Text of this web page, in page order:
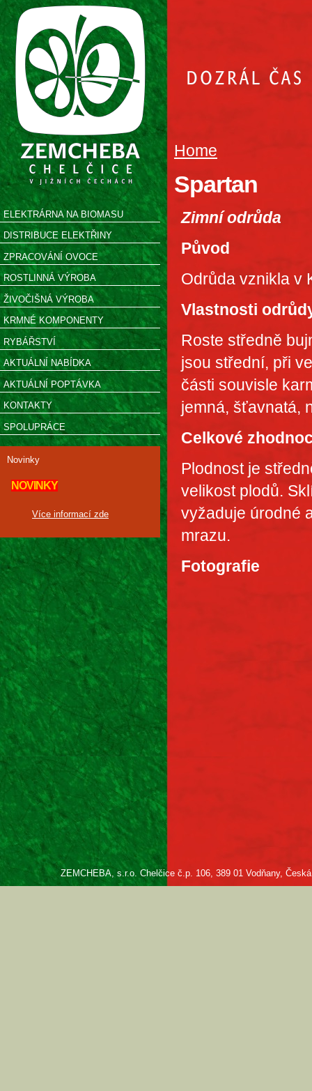
ELEKTRÁRNA NA BIOMASU
DISTRIBUCE ELEKTŘINY
ZPRACOVÁNÍ OVOCE
ROSTLINNÁ VÝROBA
ŽIVOČIŠNÁ VÝROBA
KRMNÉ KOMPONENTY
RYBÁŘSTVÍ
AKTUÁLNÍ NABÍDKA
AKTUÁLNÍ POPTÁVKA
KONTAKTY
SPOLUPRÁCE
Novinky
NOVINKY
Více informací zde
Home
Spartan
Zimní odrůda
Původ
Odrůda vznikla v
Vlastnosti
Roste středně
jsou střední, při
části souvisle
jemná, šťavnatá,
Celkové
Plodnost je
velikost plodů.
vyžaduje úrodné
mrazu.
Fotografie
ZEMCHEBA, s.r.o. Chelčice č.p. 106, 389 01 Vodňany,